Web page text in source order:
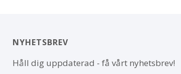
NYHETSBREV
Håll dig uppdaterad - få vårt nyhetsbrev!